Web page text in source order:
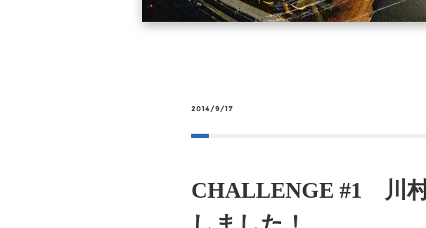
2014/9/17
CHALLENGE #1 川